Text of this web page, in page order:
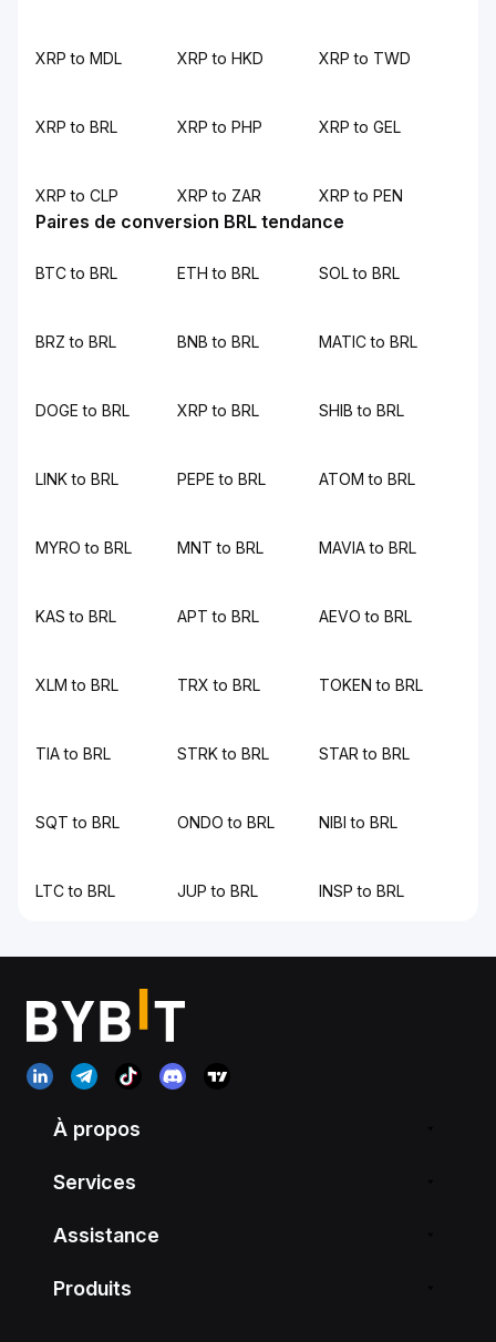
XRP to MDL XRP to HKD XRP to TWD
XRP to BRL XRP to PHP XRP to GEL
XRP to CLP XRP to ZAR XRP to PEN
Paires de conversion BRL tendance
BTC to BRL ETH to BRL SOL to BRL
BRZ to BRL BNB to BRL MATIC to BRL
DOGE to BRL XRP to BRL SHIB to BRL
LINK to BRL PEPE to BRL ATOM to BRL
MYRO to BRL MNT to BRL MAVIA to BRL
KAS to BRL APT to BRL AEVO to BRL
XLM to BRL TRX to BRL TOKEN to BRL
TIA to BRL STRK to BRL STAR to BRL
SQT to BRL ONDO to BRL NIBI to BRL
LTC to BRL JUP to BRL INSP to BRL
À propos
Services
Assistance
Produits